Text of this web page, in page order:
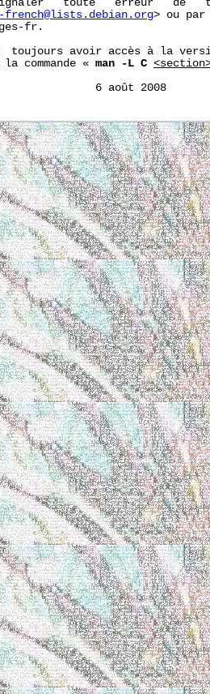
toute   erreur   de
french@lists.debian.org> ou par
fr.
toujours avoir accès à la
la commande «
man -L C